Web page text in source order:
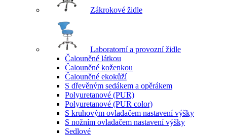
Zákrokové židle
Laboratorní a provozní židle
Čalouněné látkou
Čalouněné koženkou
Čalouněné ekokůží
S dřevěným sedákem a opěrákem
Polyuretanové (PUR)
Polyuretanové (PUR color)
S kruhovým ovladačem nastavení výšky
S nožním ovladačem nastavení výšky
Sedlové